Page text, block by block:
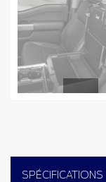
SPÉCIFICATIONS